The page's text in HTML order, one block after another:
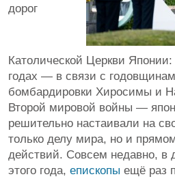
дорог
Католической Церкви
годах — в связи с
бомбардировки Хиросимы и
Второй мировой войны —
решительно настаивали на
только делу мира, но и
действий. Совсем недавно, в
этого года, епископы ещё раз